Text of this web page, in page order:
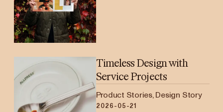
Timeless Design with
Service Projects
Product Stories, Design Story
2026-05-21